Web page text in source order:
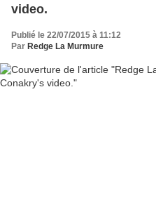
video.
Publié le 22/07/2015 à 11:12
Par Redge La Murmure